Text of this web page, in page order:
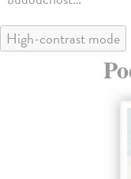
High-contrast mode